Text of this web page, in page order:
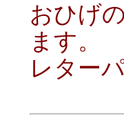
おひげ
ます。
レター